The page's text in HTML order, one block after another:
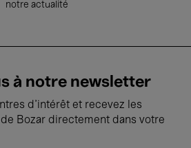
notre actualité
à notre newsletter
d'intérêt et recevez les
Bozar directement dans votre